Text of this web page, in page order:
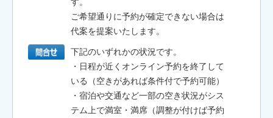
ご希望通りに予約が確定できない場合は
代案を提案いたします。
下記のいずれかの状況です。
・日程が近くオンライン予約を終了して
いる（空きがあれば条件付で予約可能）
・宿泊や交通など一部の空き状況がシス
テム上で満室・満席（調整が付けば予約